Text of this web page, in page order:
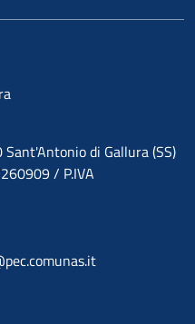
di Gallura (SS)
/ P.IVA